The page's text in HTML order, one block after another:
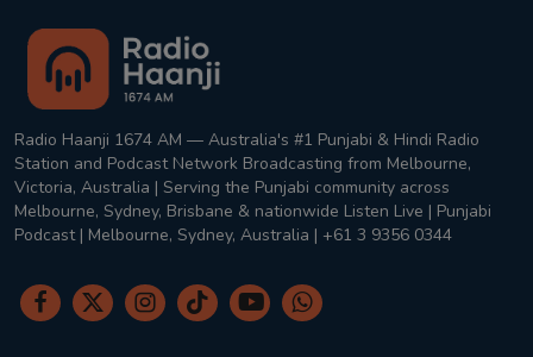
Radio Haanji 1674 AM — Australia's #1 Punjabi & Hindi Radio
Station and Podcast Network Broadcasting from Melbourne,
Victoria, Australia | Serving the Punjabi community across
Melbourne, Sydney, Brisbane & nationwide Listen Live | Punjabi
Podcast | Melbourne, Sydney, Australia | +61 3 9356 0344